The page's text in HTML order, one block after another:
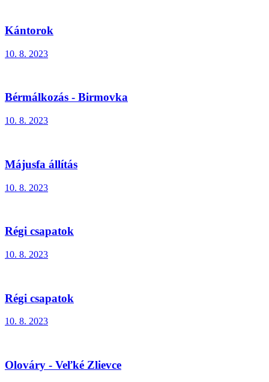
Kántorok
10. 8. 2023
Bérmálkozás - Birmovka
10. 8. 2023
Májusfa állítás
10. 8. 2023
Régi csapatok
10. 8. 2023
Régi csapatok
10. 8. 2023
Olováry - Veľké Zlievce